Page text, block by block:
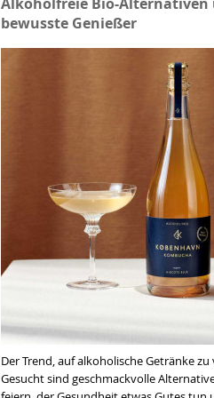
bewusste Genießer
Der Trend, auf alkoholische Getränke
Gesucht sind geschmackvolle